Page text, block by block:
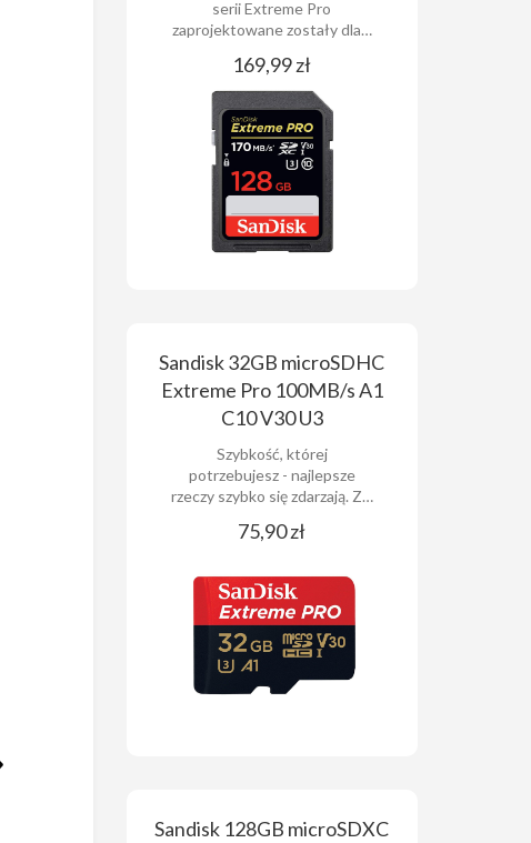
serii Extreme Pro
zaprojektowane zostały dla…
169,99 zł
Sandisk 32GB microSDHC
Extreme Pro 100MB/s A1
C10 V30 U3
Szybkość, której
potrzebujesz - najlepsze
rzeczy szybko się zdarzają. Z…
75,90 zł
Sandisk 128GB microSDXC